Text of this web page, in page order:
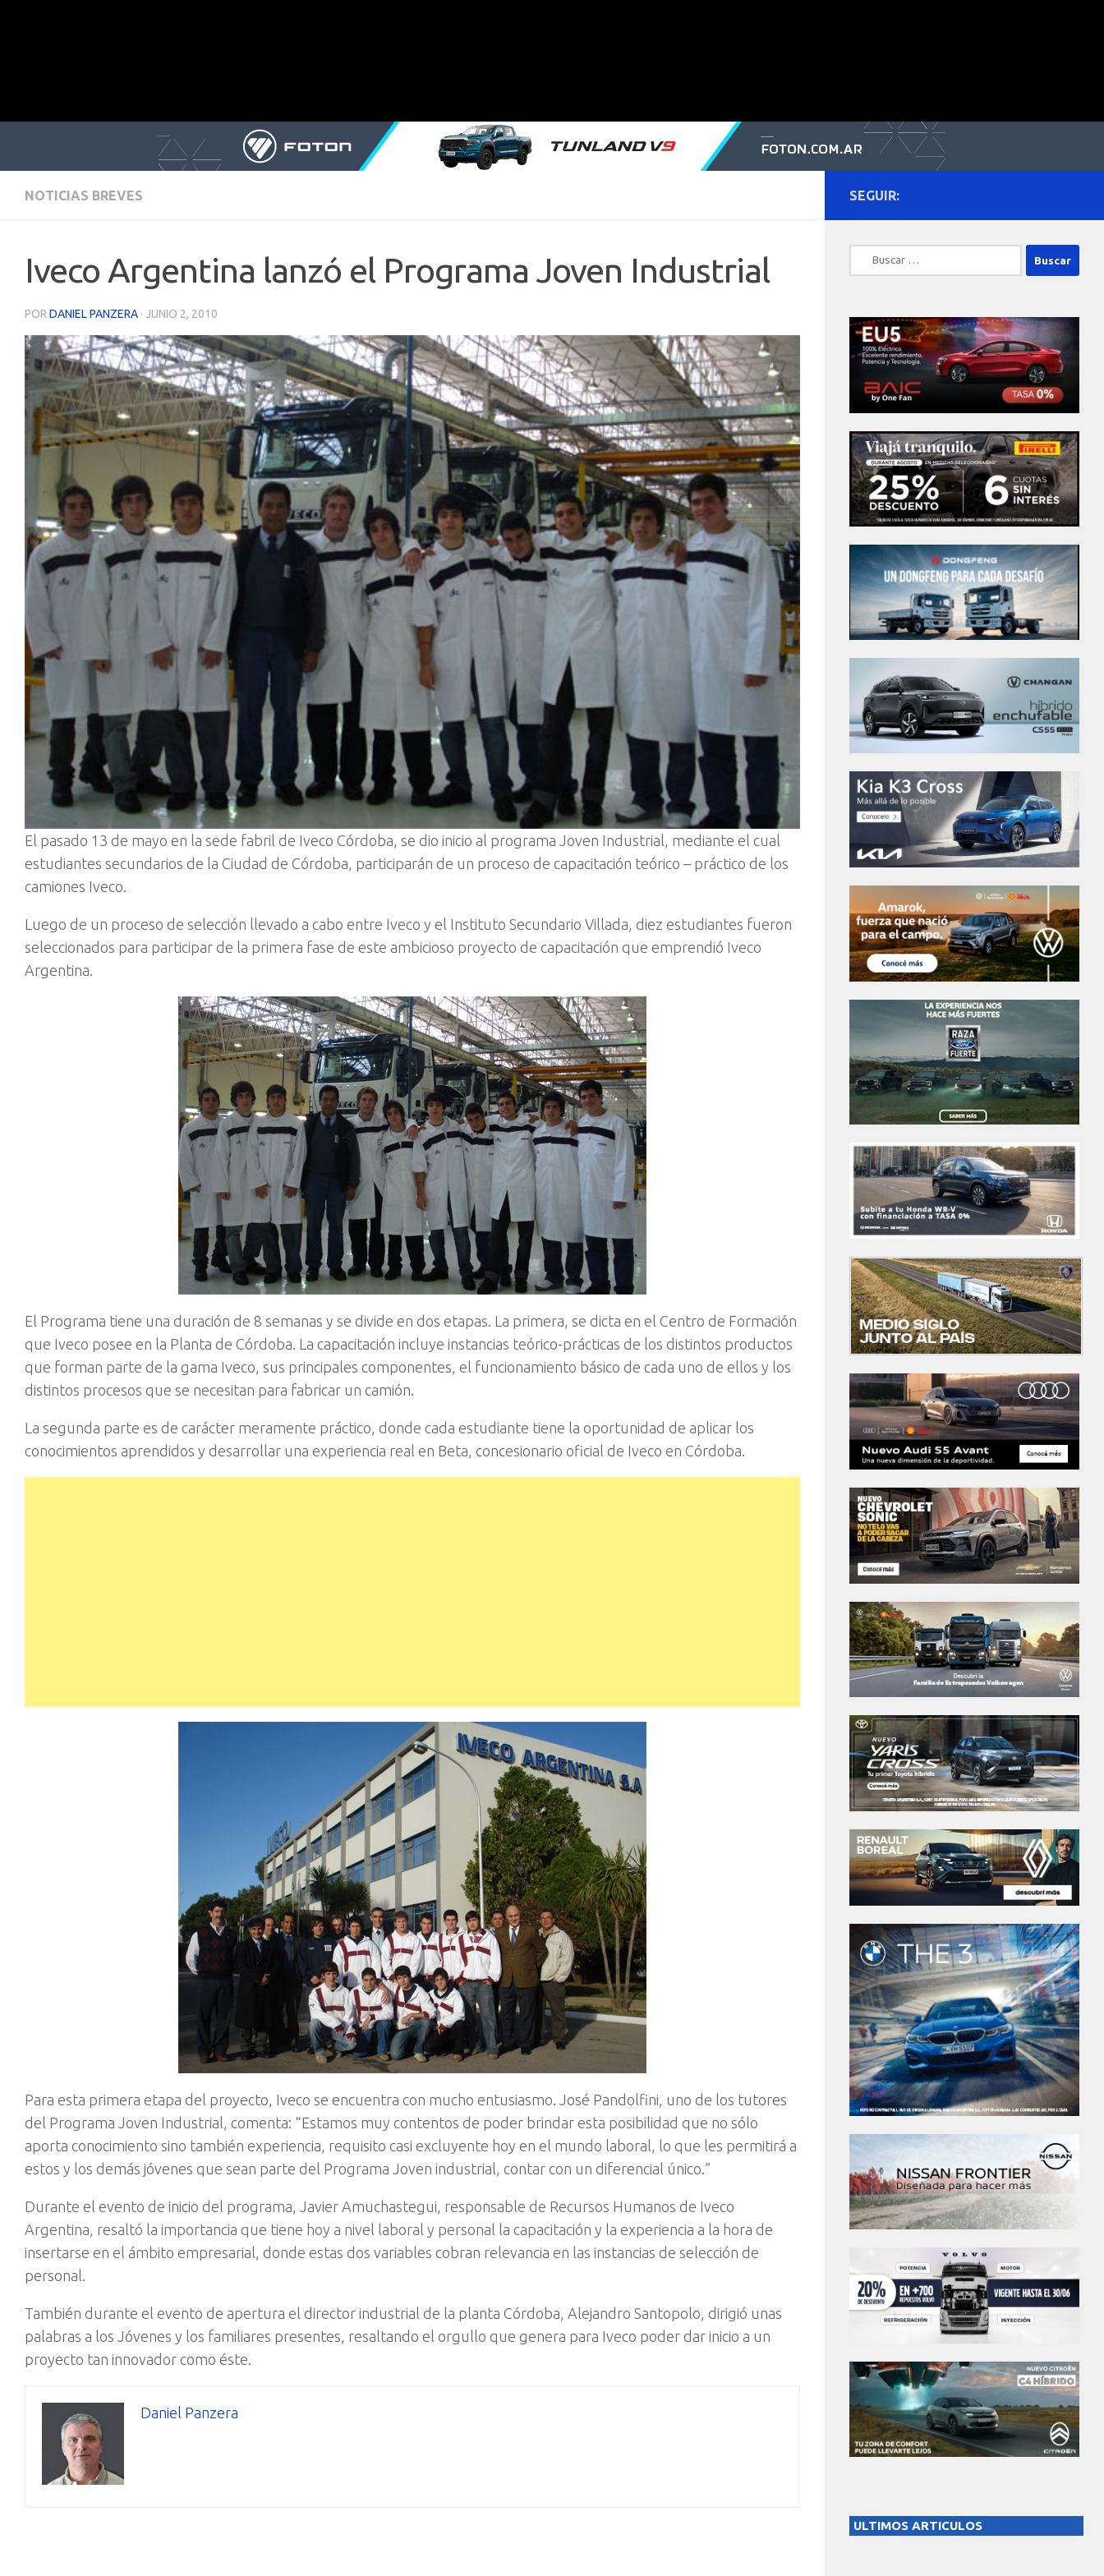
NOTICIAS BREVES
Iveco Argentina lanzó el Programa Joven Industrial
POR DANIEL PANZERA · JUNIO 2, 2010
El pasado 13 de mayo en la sede fabril de Iveco Córdoba, se dio inicio al programa Joven Industrial, mediante el cual
estudiantes secundarios de la Ciudad de Córdoba, participarán de un proceso de capacitación teórico – práctico de los
camiones Iveco.
Luego de un proceso de selección llevado a cabo entre Iveco y el Instituto Secundario Villada, diez estudiantes fueron
seleccionados para participar de la primera fase de este ambicioso proyecto de capacitación que emprendió Iveco
Argentina.
El Programa tiene una duración de 8 semanas y se divide en dos etapas. La primera, se dicta en el Centro de Formación
que Iveco posee en la Planta de Córdoba. La capacitación incluye instancias teórico-prácticas de los distintos productos
que forman parte de la gama Iveco, sus principales componentes, el funcionamiento básico de cada uno de ellos y los
distintos procesos que se necesitan para fabricar un camión.
La segunda parte es de carácter meramente práctico, donde cada estudiante tiene la oportunidad de aplicar los
conocimientos aprendidos y desarrollar una experiencia real en Beta, concesionario oficial de Iveco en Córdoba.
Para esta primera etapa del proyecto, Iveco se encuentra con mucho entusiasmo. José Pandolfini, uno de los tutores
del Programa Joven Industrial, comenta: “Estamos muy contentos de poder brindar esta posibilidad que no sólo
aporta conocimiento sino también experiencia, requisito casi excluyente hoy en el mundo laboral, lo que les permitirá a
estos y los demás jóvenes que sean parte del Programa Joven industrial, contar con un diferencial único.”
Durante el evento de inicio del programa, Javier Amuchastegui, responsable de Recursos Humanos de Iveco
Argentina, resaltó la importancia que tiene hoy a nivel laboral y personal la capacitación y la experiencia a la hora de
insertarse en el ámbito empresarial, donde estas dos variables cobran relevancia en las instancias de selección de
personal.
También durante el evento de apertura el director industrial de la planta Córdoba, Alejandro Santopolo, dirigió unas
palabras a los Jóvenes y los familiares presentes, resaltando el orgullo que genera para Iveco poder dar inicio a un
proyecto tan innovador como éste.
Daniel Panzera
SEGUIR:
Buscar:
ULTIMOS ARTICULOS